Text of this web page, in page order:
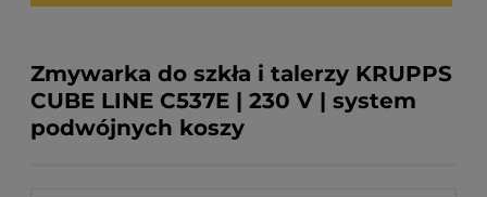
Zmywarka do szkła i talerzy KRUPPS
CUBE LINE C537E | 230 V | system
podwójnych koszy